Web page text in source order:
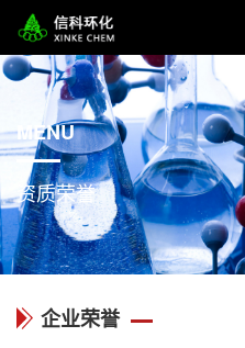
MENU
资质荣誉
企业荣誉